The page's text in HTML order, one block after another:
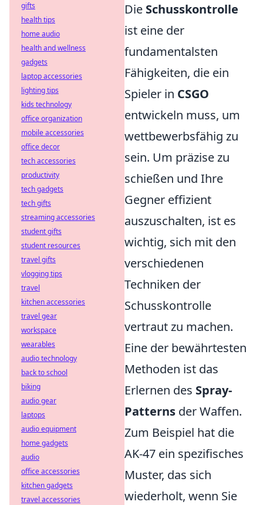
Die Schusskontrolle
ist eine der
fundamentalsten
Fähigkeiten, die ein
Spieler in CSGO
entwickeln muss, um
wettbewerbsfähig zu
sein. Um präzise zu
schießen und Ihre
Gegner effizient
auszuschalten, ist es
wichtig, sich mit den
verschiedenen
Techniken der
Schusskontrolle
vertraut zu machen.
Eine der bewährtesten
Methoden ist das
Erlernen des Spray-
Patterns der Waffen.
Zum Beispiel hat die
AK-47 ein spezifisches
Muster, das sich
wiederholt, wenn Sie
gifts
health tips
home audio
health and wellness
gadgets
laptop accessories
lighting tips
kids technology
office organization
mobile accessories
office decor
tech accessories
productivity
tech gadgets
tech gifts
streaming accessories
student gifts
student resources
travel gifts
vlogging tips
travel
kitchen accessories
travel gear
workspace
wearables
audio technology
back to school
biking
audio gear
laptops
audio equipment
home gadgets
audio
office accessories
kitchen gadgets
travel accessories